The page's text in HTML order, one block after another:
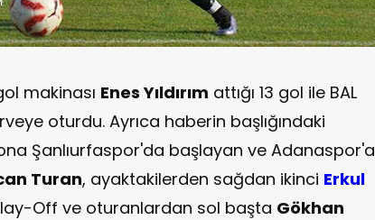
makinası Enes Yıldırım attığı 13 gol ile BAL
oturdu. Ayrıca haberin başlığındaki
Şanlıurfaspor'da başlayan ve Adanaspor'a
Turan, ayaktakilerden sağdan ikinci Erkul
Off ve oturanlardan sol başta Gökhan